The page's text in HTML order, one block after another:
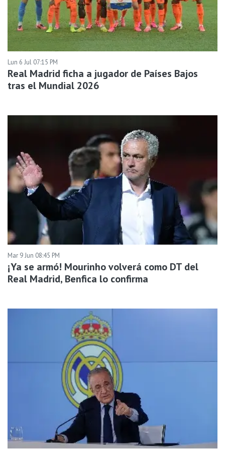
Lun 6 Jul 07:15 PM
Real Madrid ficha a jugador de Países Bajos
tras el Mundial 2026
Mar 9 Jun 08:45 PM
¡Ya se armó! Mourinho volverá como DT del
Real Madrid, Benfica lo confirma